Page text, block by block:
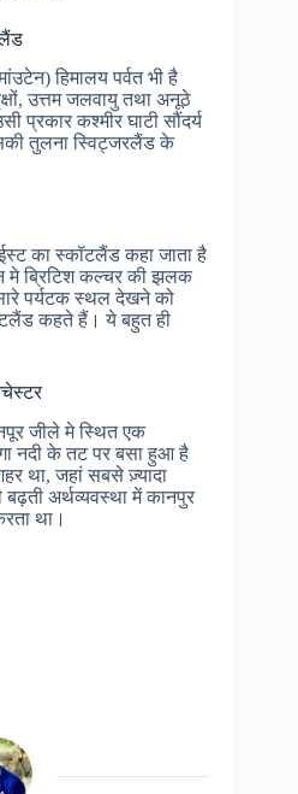
हिमालय पर्वत भी है
उत्तम जलवायु तथा अनूठे
प्रकार कश्मीर घाटी सौंदर्य
तुलना स्विट्जरलैंड के
का स्कॉटलैंड कहा जाता है
मे ब्रिटिश कल्चर की झलक
पर्यटक स्थल देखने को
कहते हैं। ये बहुत ही
जीले मे स्थित एक
नदी के तट पर बसा हुआ है
था, जहां सबसे ज़्यादा
अर्थव्यवस्था में कानपुर
था।